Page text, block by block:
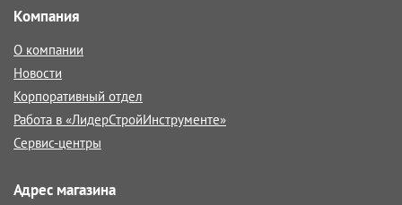
Компания
О компании
Новости
Корпоративный отдел
Работа в «ЛидерСтройИнструменте»
Сервис-центры
Адрес магазина